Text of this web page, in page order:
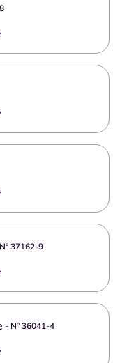
37162-9
- Nº36041-4